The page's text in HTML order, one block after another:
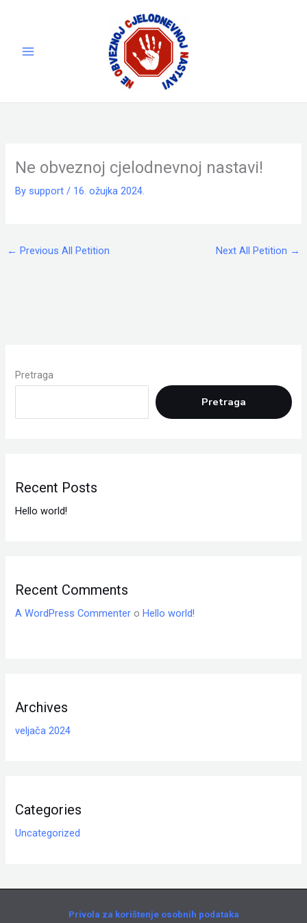
Ne obveznoj cjelodnevnoj nastavi!
By support/ 16. ožujka 2024.
← Previous All Petition Next All Petition →
Pretraga
Pretraga
Recent Posts
Hello world!
Recent Comments
A WordPress Commenter oHello world!
Archives
veljača 2024
Categories
Uncategorized
Privola za korištenje osobnih podataka